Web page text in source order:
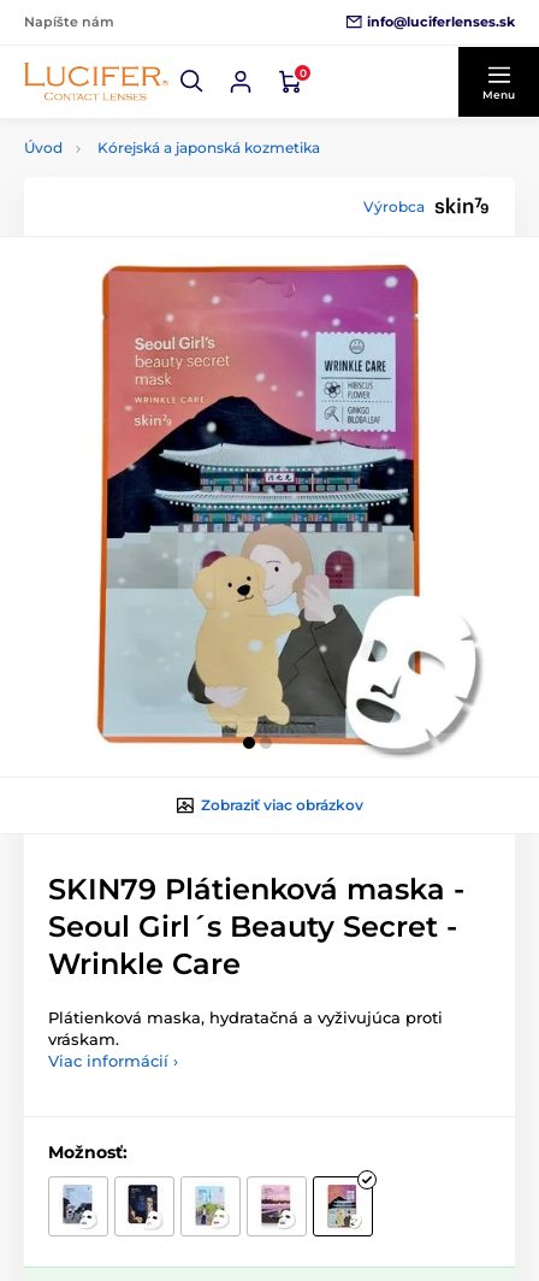
Napíšte nám info@luciferlenses.sk
0
Menu
Úvod Kórejská a japonská kozmetika
Výrobca
Zobraziť viac obrázkov
SKIN79 Plátienková maska -
Seoul Girl´s Beauty Secret -
Wrinkle Care
Plátienková maska, hydratačná a vyživujúca proti
vráskam.
Viac informácií ›
Možnosť: